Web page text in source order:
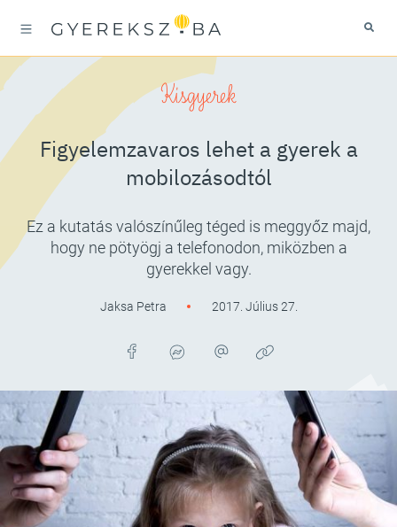
Kisgyerek
Figyelemzavaros lehet a gyerek a
mobilozásodtól
Ez a kutatás valószínűleg téged is meggyőz majd,
hogy ne pötyögj a telefonodon, miközben a
gyerekkel vagy.
Jaksa Petra 2017. Július 27.